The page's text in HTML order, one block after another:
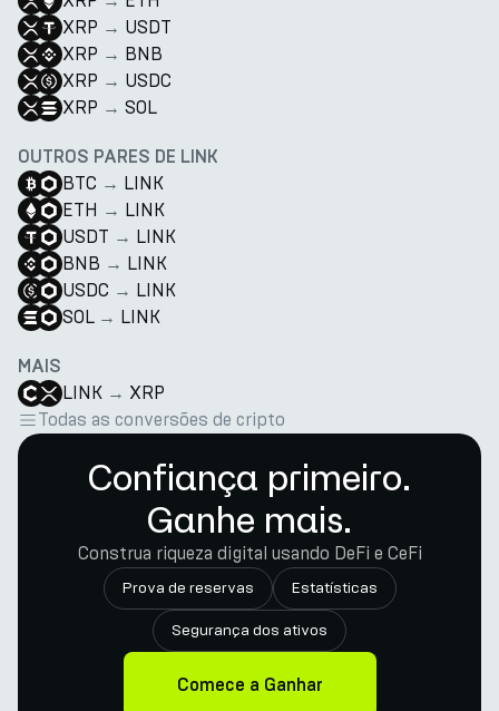
XRP → USDT
XRP → BNB
XRP → USDC
XRP → SOL
OUTROS PARES DE LINK
BTC → LINK
ETH → LINK
USDT → LINK
BNB → LINK
USDC → LINK
SOL → LINK
MAIS
LINK → XRP
Todas as conversões de cripto
Confiança primeiro.
Ganhe mais.
Construa riqueza digital usando DeFi e CeFi
Prova de reservas Estatísticas
Segurança dos ativos
Comece a Ganhar